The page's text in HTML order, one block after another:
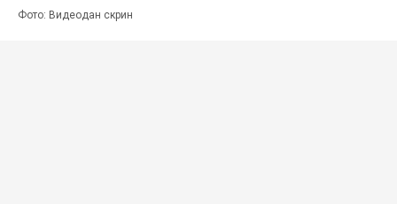
Фото: Видеодан скрин